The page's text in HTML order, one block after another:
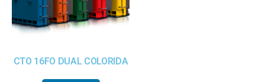
CTO 16FO DUAL COLORIDA